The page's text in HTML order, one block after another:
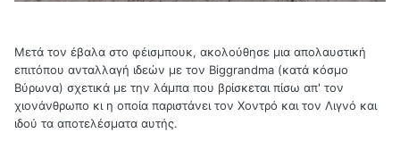
Μετά τον έβαλα στο φέισμπουκ, ακολούθησε μια απολαυστική
επιτόπου ανταλλαγή ιδεών με τον Biggrandma (κατά κόσμο
Βύρωνα) σχετικά με την λάμπα που βρίσκεται πίσω απ' τον
χιονάνθρωπο κι η οποία παριστάνει τον Χοντρό και τον Λιγνό και
ιδού τα αποτελέσματα αυτής.